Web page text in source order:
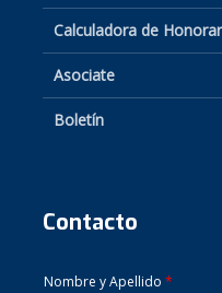
Calculadora de
Asociate
Boletín
Contacto
Nombre y Apellido *